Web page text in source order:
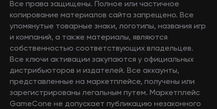
Все права защищены. Полное или частичное
копирование материалов сайта запрещено. Все
упомянутые товарные знаки, логотипы, названия игр
и компаний, а также материалы, являются
собственностью соответствующих владельцев.
Все ключи активации закупаются у официальных
дистрибьюторов и издателей. Все аккаунты,
представленные на маркетплейсе, получены или
зарегистрированы легальным путем. Маркетплейс
GameCone не допускает публикацию незаконного